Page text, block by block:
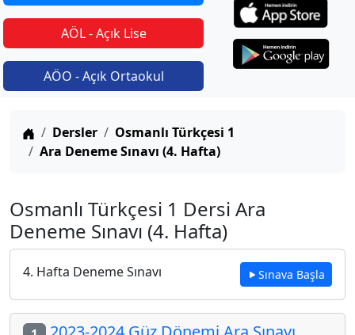
AÖL - Açık Lise
AÖO - Açık Ortaokul
Anasayfa
Dersler
Osmanlı Türkçesi 1
Ara Deneme Sınavı (4. Hafta)
Osmanlı Türkçesi 1 Dersi Ara
Deneme Sınavı (4. Hafta)
4. Hafta Deneme Sınavı Sınava Başla